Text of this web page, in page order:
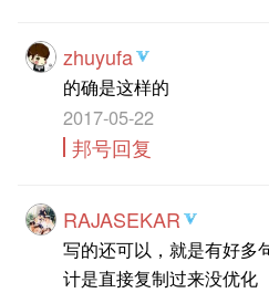
zhuyufa
的确是这样的
2017-05-22
邦号回复
RAJASEKAR
写的还可以，就是有好多
计是直接复制过来没优化